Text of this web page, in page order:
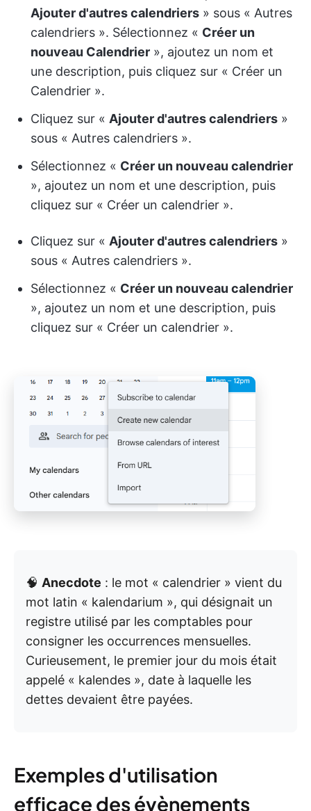
Ajouter d'autres calendriers » sous « Autres
calendriers ». Sélectionnez « Créer un
nouveau Calendrier », ajoutez un nom et
une description, puis cliquez sur « Créer un
Calendrier ».
Cliquez sur « Ajouter d'autres calendriers »
sous « Autres calendriers ».
Sélectionnez « Créer un nouveau calendrier
», ajoutez un nom et une description, puis
cliquez sur « Créer un calendrier ».
Cliquez sur « Ajouter d'autres calendriers »
sous « Autres calendriers ».
Sélectionnez « Créer un nouveau calendrier
», ajoutez un nom et une description, puis
cliquez sur « Créer un calendrier ».
🧠 Anecdote : le mot « calendrier » vient du
mot latin « kalendarium », qui désignait un
registre utilisé par les comptables pour
consigner les occurrences mensuelles.
Curieusement, le premier jour du mois était
appelé « kalendes », date à laquelle les
dettes devaient être payées.
Exemples d'utilisation
efficace des évènements